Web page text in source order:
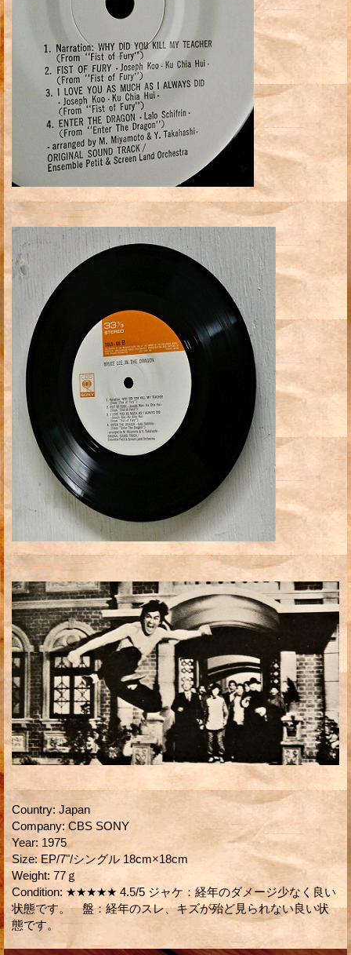
Country: Japan
Company: CBS SONY
Year: 1975
Size: EP/7"/シングル 18cm×18cm
Weight: 77ｇ
Condition: ★★★★★ 4.5/5 ジャケ：経年のダメージ少なく良い
状態です。 盤：経年のスレ、キズが殆ど見られない良い状
態です。